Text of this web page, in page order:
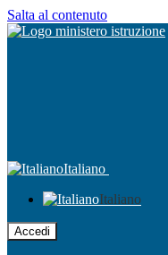
Salta al contenuto
Italiano
Italiano
Accedi